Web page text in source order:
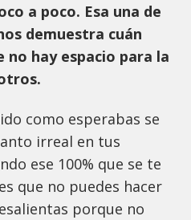
a poco. Esa una de
demuestra cuán
no hay espacio para la
como esperabas se
irreal en tus
ese 100% que se te
que no puedes hacer
porque no